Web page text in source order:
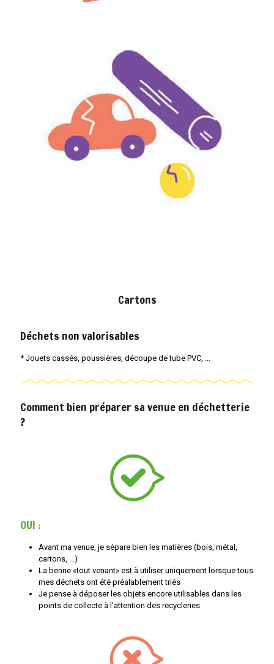
Cartons
Déchets non valorisables
* Jouets cassés, poussières, découpe de tube PVC, ...
Comment bien préparer sa venue en déchetterie
?
OUI :
Avant ma venue, je sépare bien les matières (bois, métal,
cartons, ...)
La benne «tout venant» est à utiliser uniquement lorsque tous
mes déchets ont été préalablement triés
Je pense à déposer les objets encore utilisables dans les
points de collecte à l’attention des recycleries